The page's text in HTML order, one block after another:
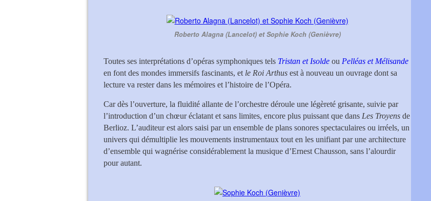
Roberto Alagna (Lancelot) et Sophie Koch (Genièvre)
Toutes ses interprétations d’opéras symphoniques tels Tristan et Isolde ou Pelléas et Mélisande
en font des mondes immersifs fascinants, et le Roi Arthus est à nouveau un ouvrage dont sa
lecture va rester dans les mémoires et l’histoire de l’Opéra.
Car dès l’ouverture, la fluidité allante de l’orchestre déroule une légèreté grisante, suivie par
l’introduction d’un chœur éclatant et sans limites, encore plus puissant que dans Les Troyens de
Berlioz. L’auditeur est alors saisi par un ensemble de plans sonores spectaculaires ou irréels, un
univers qui démultiplie les mouvements instrumentaux tout en les unifiant par une architecture
d’ensemble qui wagnérise considérablement la musique d’Ernest Chausson, sans l’alourdir
pour autant.